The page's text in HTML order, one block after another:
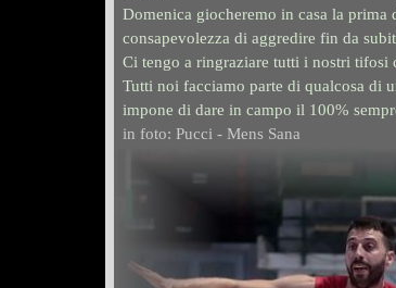
Domenica giocheremo in casa la
consapevolezza di aggredire fin da
Ci tengo a ringraziare tutti i nostri tifosi
Tutti noi facciamo parte di qualcosa di
impone di dare in campo il 100%
in foto: Pucci - Mens Sana